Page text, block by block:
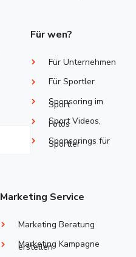
Für wen?
Für Unternehmen
Für Sportler
Sponsoring im
Sport
Sport Videos,
Fotos
Sponsorings ​für
Sportler
Marketing Service
Marketing Beratung
Marketing Kampagne
erstellen